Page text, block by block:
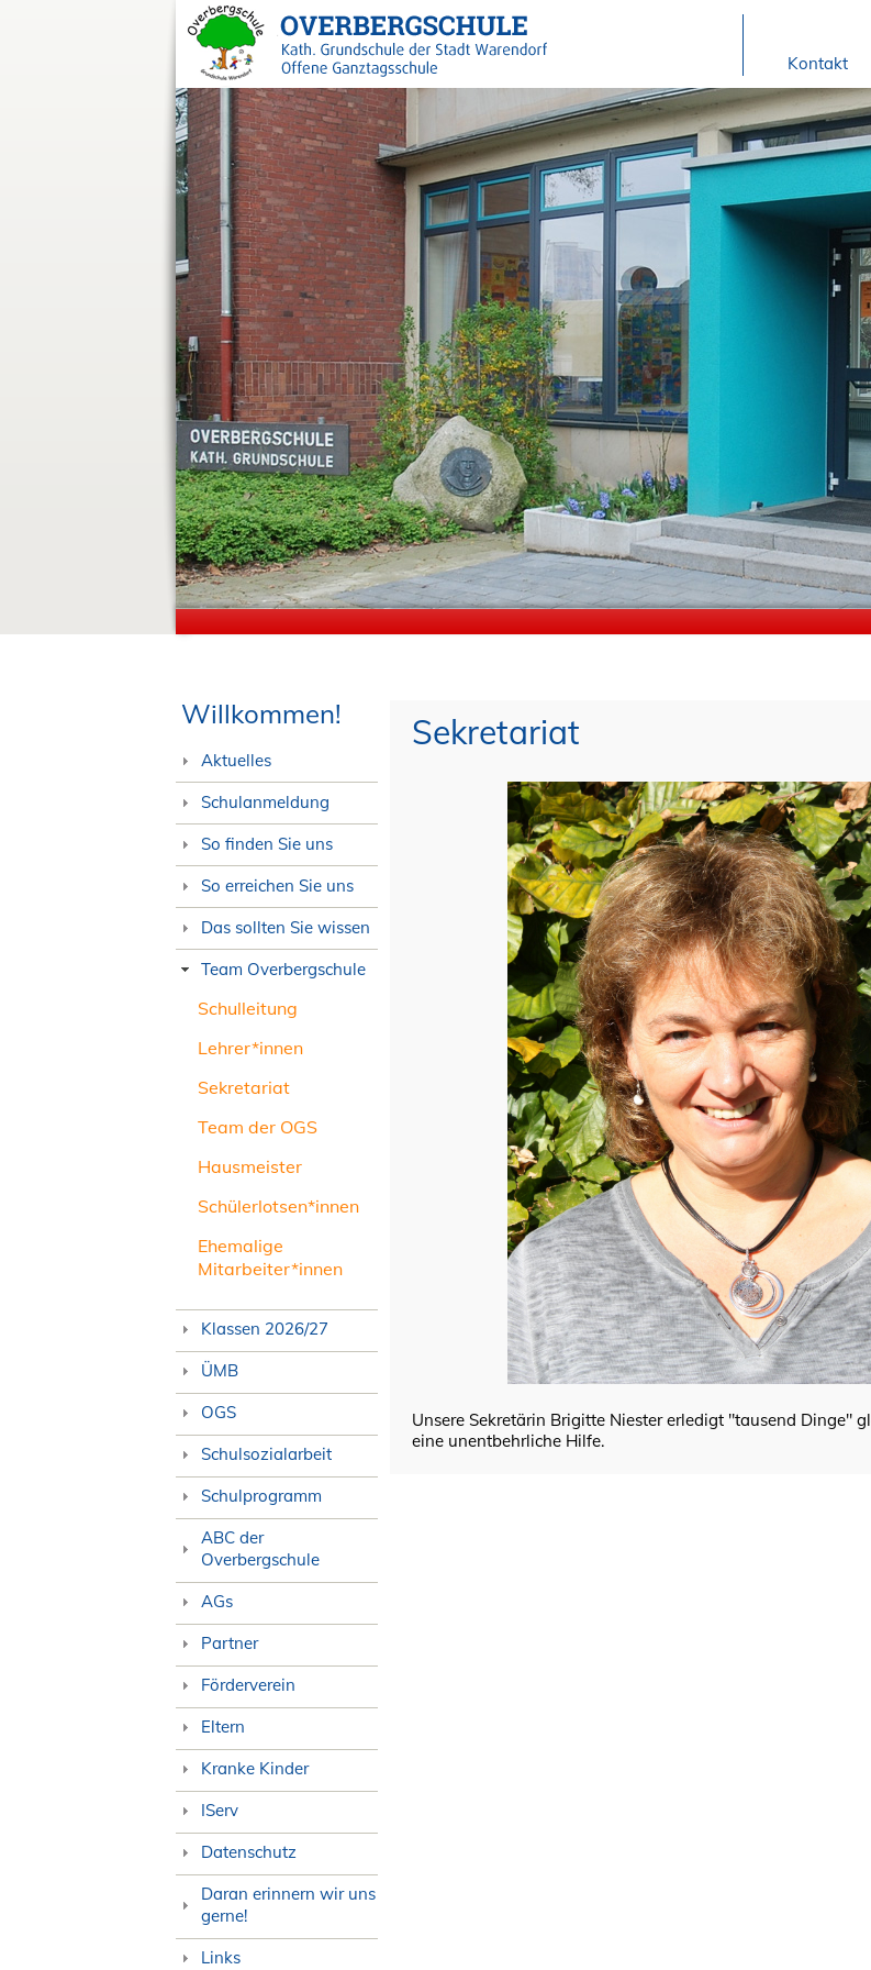
Kontakt
Willkommen!
Aktuelles
Schulanmeldung
So finden Sie uns
So erreichen Sie uns
Das sollten Sie wissen
Team Overbergschule
Schulleitung
Lehrer*innen
Sekretariat
Team der OGS
Hausmeister
Schülerlotsen*innen
Ehemalige
Mitarbeiter*innen
Klassen 2026/27
ÜMB
OGS
Schulsozialarbeit
Schulprogramm
ABC der
Overbergschule
AGs
Partner
Förderverein
Eltern
Kranke Kinder
IServ
Datenschutz
Daran erinnern wir uns
gerne!
Links
Sekretariat
Unsere Sekretärin Brigitte Niester erledigt "tausend Dinge"
eine unentbehrliche Hilfe.